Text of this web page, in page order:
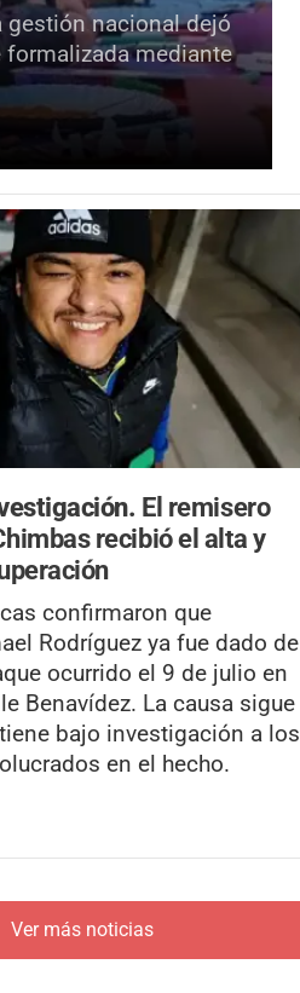
gestión nacional dejó
mediante
El remisero
recibió el alta y
confirmaron que
Rodríguez ya fue dado de
ocurrido el 9 de julio en
Benavídez. La causa sigue
bajo investigación a los
en el hecho.
Ver más noticias